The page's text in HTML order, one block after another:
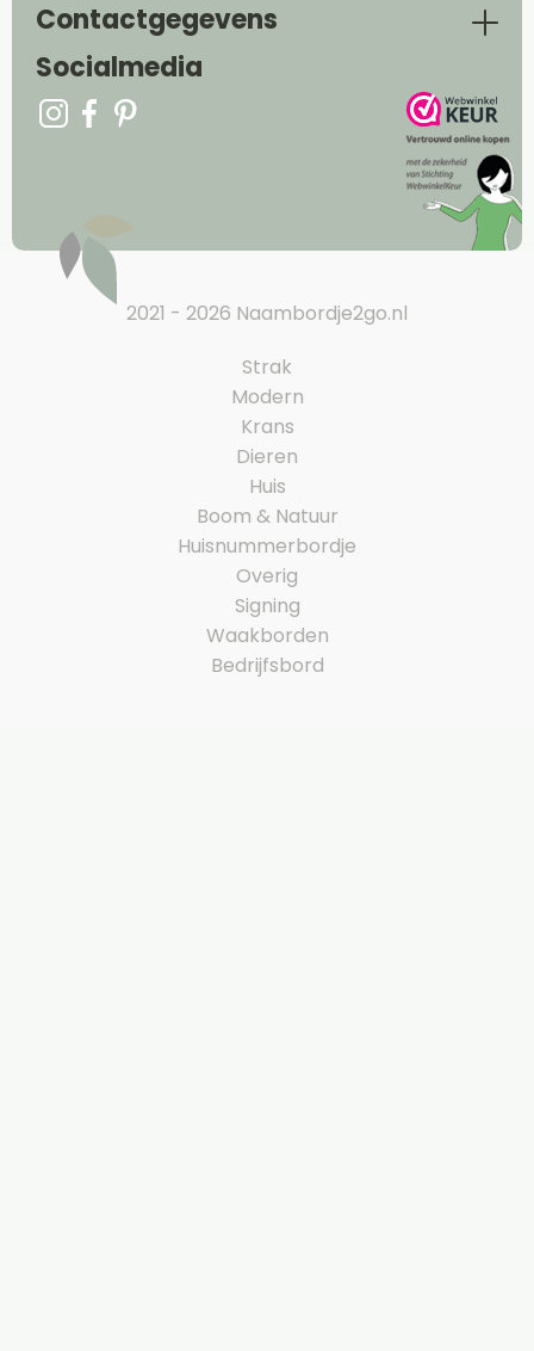
Contactgegevens
Socialmedia
2021 - 2026 Naambordje2go.nl
Strak
Modern
Krans
Dieren
Huis
Boom & Natuur
Huisnummerbordje
Overig
Signing
Waakborden
Bedrijfsbord